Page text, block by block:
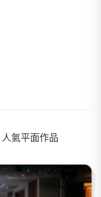
人氣平面作品